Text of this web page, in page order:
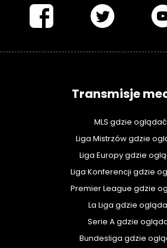
Transmisje
MLS gdzie
Liga Mistrzów gdzie
Liga Europy gdzie
Liga Konferencji gdzie
Premier League gdzie
La Liga gdzie
Serie A gdzie
Bundesliga gdzie